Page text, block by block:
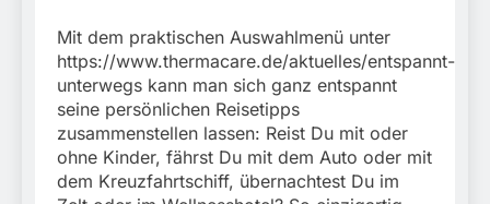
Mit dem praktischen Auswahlmenü unter
https://www.thermacare.de/aktuelles/entspannt-
unterwegs kann man sich ganz entspannt
seine persönlichen Reisetipps
zusammenstellen lassen: Reist Du mit oder
ohne Kinder, fährst Du mit dem Auto oder mit
dem Kreuzfahrtschiff, übernachtest Du im